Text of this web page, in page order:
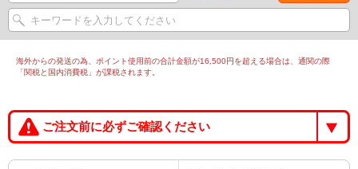
海外からの発送の為、ポイント使用前の合計金額が16,500円を超える場合は、通関の際
「関税と国内消費税」が課税されます。
ご注文前に必ずご確認ください